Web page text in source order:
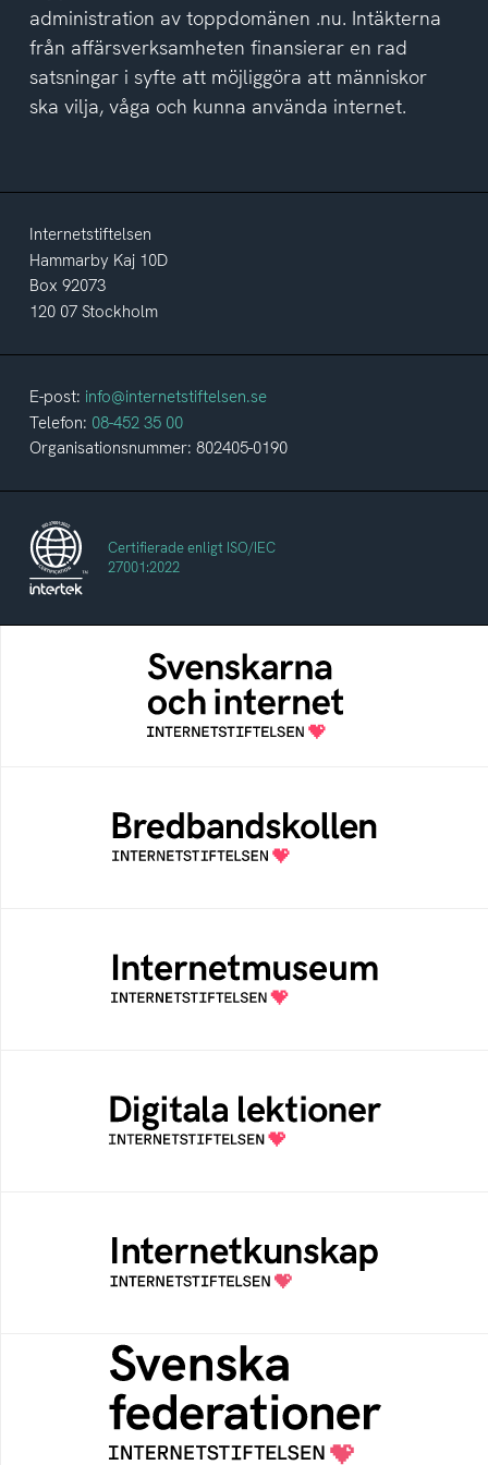
administration av toppdomänen .nu. Intäkterna
från affärsverksamheten finansierar en rad
satsningar i syfte att möjliggöra att människor
ska vilja, våga och kunna använda internet.
Internetstiftelsen
Hammarby Kaj 10D
Box 92073
120 07 Stockholm
E-post: info@internetstiftelsen.se
Telefon: 08-452 35 00
Organisationsnummer: 802405-0190
Certifierade enligt ISO/IEC
27001:2022
Svenskarna och internet
En årlig studie av svenska folkets
internetvanor
Bredbandskollen är ett oberoende
konsumentverktyg som drivs av
Internetstiftelsen
Ett digitalt museum som byggts, och kureras
av Internetstiftelsen
Öppen digital lärresurs med färdiga lektioner
för alla stadier i grundskolan
Samlad kunskap som hjälper dig att bli en
säker och medveten internetanvändare
Svenska federationer
Grunden för medlemskap i en sektors- eller
kontextspecifik federation